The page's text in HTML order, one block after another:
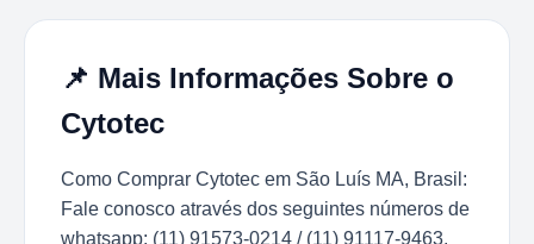
📌 Mais Informações Sobre o
Cytotec
Como Comprar Cytotec em São Luís MA, Brasil:
Fale conosco através dos seguintes números de
whatsapp: (11) 91573-0214 / (11) 91117-9463.